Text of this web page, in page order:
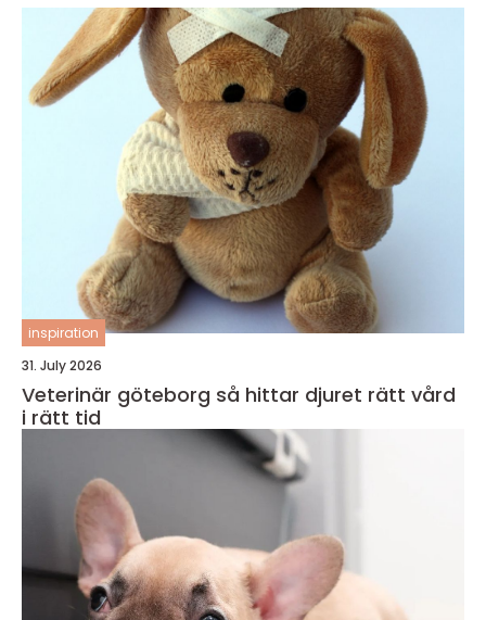
inspiration
31. July 2026
Veterinär göteborg så hittar djuret rätt vård
i rätt tid